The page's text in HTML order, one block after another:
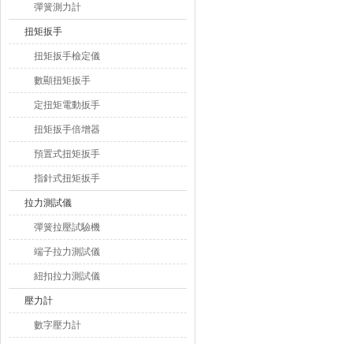
彈簧測力計
扭矩扳手
扭矩扳手檢定儀
數顯扭矩扳手
定扭矩電動扳手
扭矩扳手倍增器
預置式扭矩扳手
指針式扭矩扳手
拉力測試儀
彈簧拉壓試驗機
端子拉力測試儀
紐扣拉力測試儀
壓力計
數字壓力計